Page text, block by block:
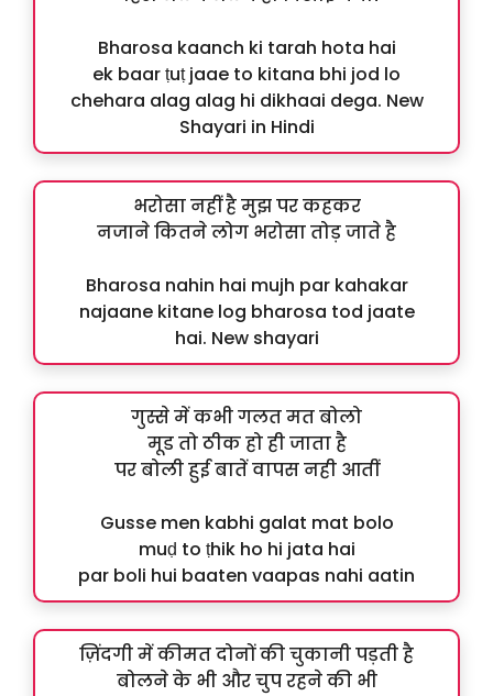
Bharosa kaanch ki tarah hota hai
ek baar ṭuṭ jaae to kitana bhi jod lo
chehara alag alag hi dikhaai dega. New
Shayari in Hindi
भरोसा नहीं है मुझ पर कहकर
नजाने कितने लोग भरोसा तोड़ जाते है
Bharosa nahin hai mujh par kahakar
najaane kitane log bharosa tod jaate
hai. New shayari
गुस्से में कभी गलत मत बोलो
मूड तो ठीक हो ही जाता है
पर बोली हुई बातें वापस नही आतीं
Gusse men kabhi galat mat bolo
muḍ to ṭhik ho hi jata hai
par boli hui baaten vaapas nahi aatin
ज़िंदगी में कीमत दोनों की चुकानी पड़ती है
बोलने के भी और चुप रहने की भी